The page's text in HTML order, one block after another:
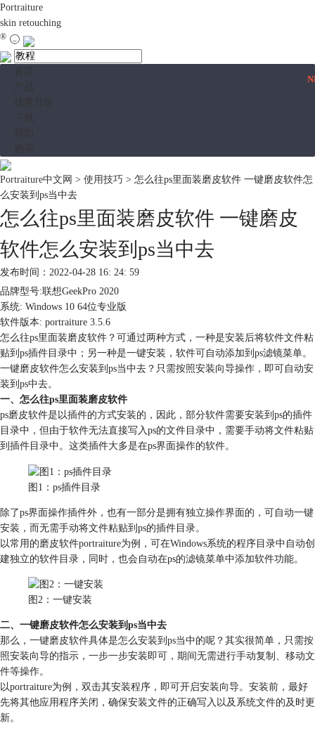
Portraiture
skin retouching
®
Portraiture中文网 > 使用技巧 > 怎么往ps里面装磨皮软件 一键磨皮软件怎
么安装到ps当中去
怎么往ps里面装磨皮软件 一键磨皮
软件怎么安装到ps当中去
发布时间：2022-04-28 16: 24: 59
品牌型号:联想GeekPro 2020
系统: Windows 10 64位专业版
软件版本: portraiture 3.5.6
怎么往ps里面装磨皮软件？可通过两种方式，一种是安装后将软件文件粘
贴到ps插件目录中；另一种是一键安装，软件可自动添加到ps滤镜菜单。
一键磨皮软件怎么安装到ps当中去？只需按照安装向导操作，即可自动安
装到ps中去。
一、怎么往ps里面装磨皮软件
ps磨皮软件是以插件的方式安装的，因此，部分软件需要安装到ps的插件
目录中，但由于软件无法直接写入ps的文件目录中，需要手动将文件粘贴
到插件目录中。这类插件大多是在ps界面操作的软件。
图1：ps插件目录
除了ps界面操作插件外，也有一部分是拥有独立操作界面的，可自动一键
安装，而无需手动将文件粘贴到ps的插件目录。
以常用的磨皮软件portraiture为例，可在Windows系统的程序目录中自动创
建独立的软件目录，同时，也会自动在ps的滤镜菜单中添加软件功能。
图2：一键安装
二、一键磨皮软件怎么安装到ps当中去
那么，一键磨皮软件具体是怎么安装到ps当中的呢？其实很简单，只需按
照安装向导的指示，一步一步安装即可，期间无需进行手动复制、移动文
件等操作。
以portraiture为例，双击其安装程序，即可开启安装向导。安装前，最好
先将其他应用程序关闭，确保安装文件的正确写入以及系统文件的及时更
新。